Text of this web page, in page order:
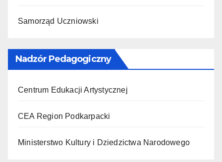
Samorząd Uczniowski
Nadzór Pedagogiczny
Centrum Edukacji Artystycznej
CEA Region Podkarpacki
Ministerstwo Kultury i Dziedzictwa Narodowego